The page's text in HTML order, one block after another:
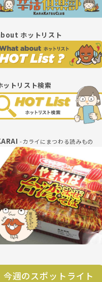
ホットリスト
ットリスト検索
-カライにまつわる読みもの
今週のスポットライト